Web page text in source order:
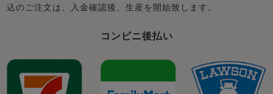
込のご注文は、入金確認後、生産を開始致します。
コンビニ後払い